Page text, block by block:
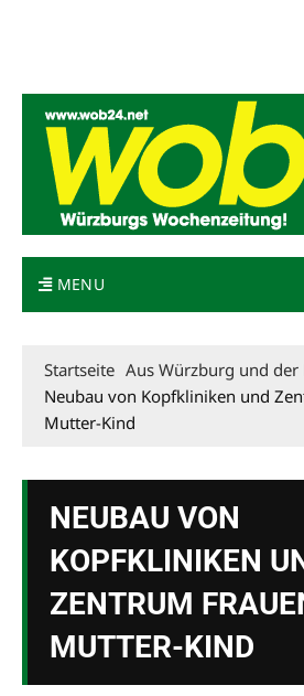
MENU
Startseite Aus Würzburg und der
Neubau von Kopfkliniken und
Mutter-Kind
NEUBAU VON
KOPFKLINIKEN
ZENTRUM
MUTTER-KIND